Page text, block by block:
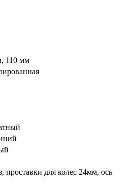
110 мм
проставки для колес 24мм, ось